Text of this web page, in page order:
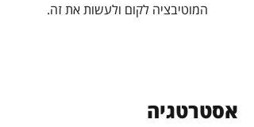
המוטיבציה לקום ולעשות את זה.
אסטרטגיה